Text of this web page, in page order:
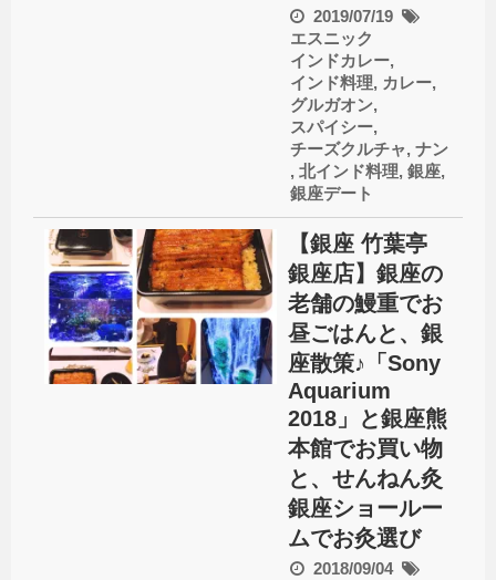
2019/07/19
エスニック
インドカレー,
インド料理, カレー,
グルガオン,
スパイシー,
チーズクルチャ, ナン
, 北インド料理, 銀座,
銀座デート
【銀座 竹葉亭
銀座店】銀座の
老舗の鰻重でお
昼ごはんと、銀
座散策♪「Sony
Aquarium
2018」と銀座熊
本館でお買い物
と、せんねん灸
銀座ショールー
ムでお灸選び
2018/09/04